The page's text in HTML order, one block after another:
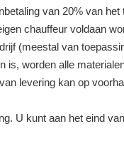
van 20% van het
chauffeur voldaan
(meestal van
is, worden alle
levering kan op
U kunt aan het eind